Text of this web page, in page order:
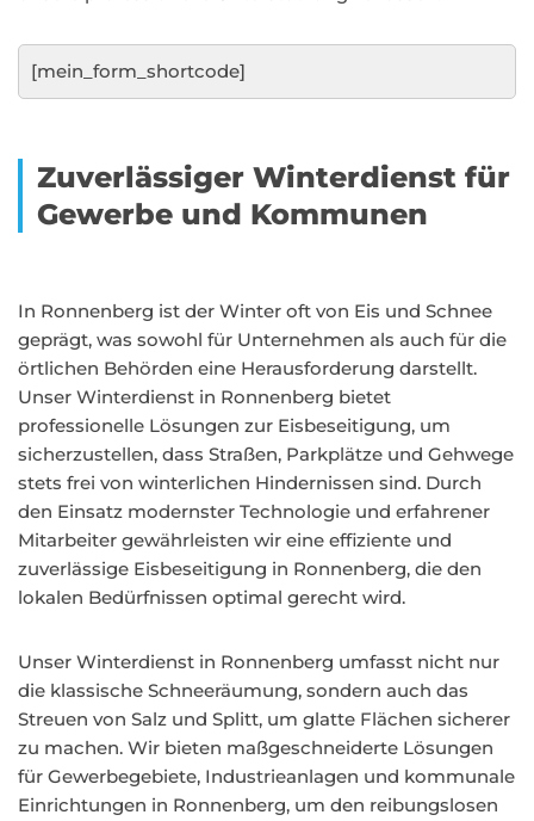
[mein_form_shortcode]
Zuverlässiger Winterdienst für
Gewerbe und Kommunen
In Ronnenberg ist der Winter oft von Eis und Schnee
geprägt, was sowohl für Unternehmen als auch für die
örtlichen Behörden eine Herausforderung darstellt.
Unser Winterdienst in Ronnenberg bietet
professionelle Lösungen zur Eisbeseitigung, um
sicherzustellen, dass Straßen, Parkplätze und Gehwege
stets frei von winterlichen Hindernissen sind. Durch
den Einsatz modernster Technologie und erfahrener
Mitarbeiter gewährleisten wir eine effiziente und
zuverlässige Eisbeseitigung in Ronnenberg, die den
lokalen Bedürfnissen optimal gerecht wird.
Unser Winterdienst in Ronnenberg umfasst nicht nur
die klassische Schneeräumung, sondern auch das
Streuen von Salz und Splitt, um glatte Flächen sicherer
zu machen. Wir bieten maßgeschneiderte Lösungen
für Gewerbegebiete, Industrieanlagen und kommunale
Einrichtungen in Ronnenberg, um den reibungslosen